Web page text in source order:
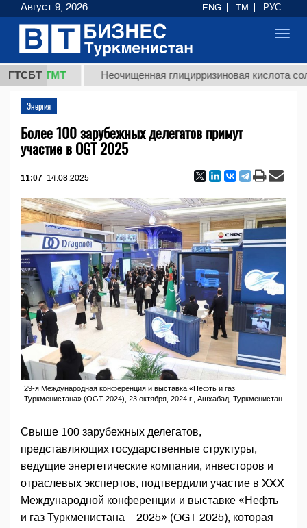
ГТСБТ
ТМТ Неочищенная глицирризиновая кислота
Энергия
Более 100 зарубежных делегатов примут
участие в OGT 2025
11:07 14.08.2025
29-я Международная конференция и выставка «Нефть и газ
Туркменистана» (OGT-2024), 23 октября, 2024 г., Ашхабад, Туркменистан
Свыше 100 зарубежных делегатов,
представляющих государственные структуры,
ведущие энергетические компании, инвесторов и
отраслевых экспертов, подтвердили участие в XXX
Международной конференции и выставке «Нефть
и газ Туркменистана – 2025» (OGT 2025), которая
Август 9, 2026 ENG TM РУС